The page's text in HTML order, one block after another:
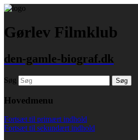
Gørlev Filmklub
den-gamle-biograf.dk
Søg
Hovedmenu
Fortsæt til primært indhold
Fortsæt til sekundært indhold